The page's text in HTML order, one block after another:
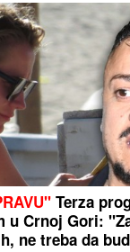
Terza
u Crnoj Gori:
ne treba da